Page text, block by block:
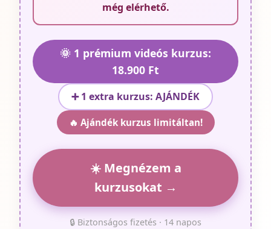
még elérhető.
🌞 1 prémium videós kurzus:
18.900 Ft
➕ 1 extra kurzus: AJÁNDÉK
🔥 Ajándék kurzus limitáltan!
☀️ Megnézem a
kurzusokat →
🔒 Biztonságos fizetés · 14 napos